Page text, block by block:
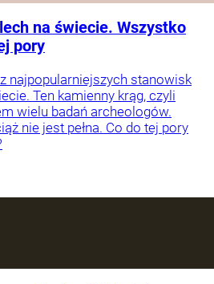
na świecie. Wszystko
pory
najpopularniejszych stanowisk
Ten kamienny krąg, czyli
wielu badań archeologów.
nie jest pełna. Co do tej pory